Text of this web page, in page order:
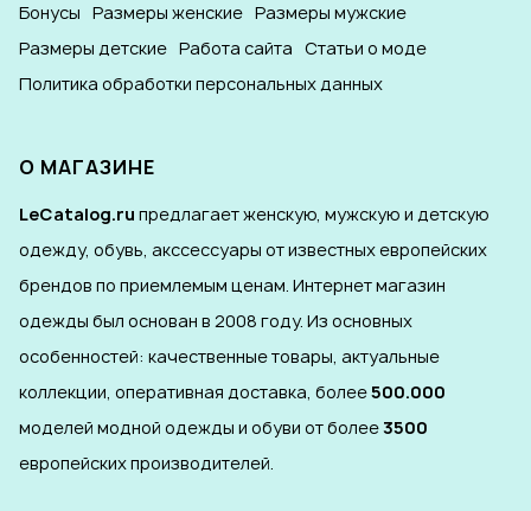
Бонусы Размеры женские Размеры мужские
Размеры детские Работа сайта Статьи о моде
Политика обработки персональных данных
О МАГАЗИНЕ
LeCatalog.ru предлагает женскую, мужскую и детскую
одежду, обувь, акссессуары от известных европейских
брендов по приемлемым ценам. Интернет магазин
одежды был основан в 2008 году. Из основных
особенностей: качественные товары, актуальные
коллекции, оперативная доставка, более500.000
моделей модной одежды и обуви от более3500
европейских производителей.